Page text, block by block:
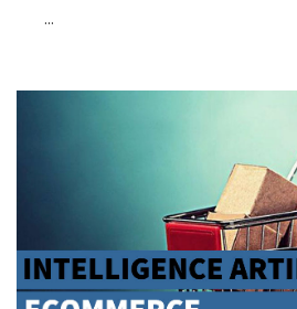
...